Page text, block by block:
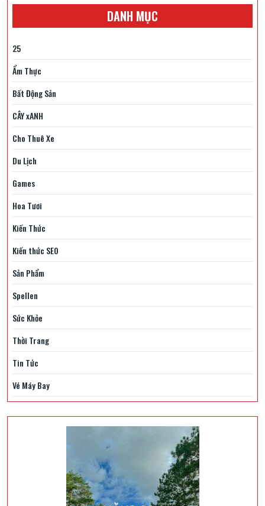
DANH MỤC
25
Ẩm Thực
Bất Động Sản
CÂY xANH
Cho Thuê Xe
Du Lịch
Games
Hoa Tươi
Kiến Thức
Kiến thức SEO
Sản Phẩm
Spellen
Sức Khỏe
Thời Trang
Tin Tức
Vé Máy Bay